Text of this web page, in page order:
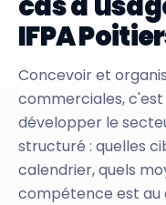
IFPA
Concevoir et
commerciales,
développer le
structuré : quelles
calendrier, quels
compétence est au